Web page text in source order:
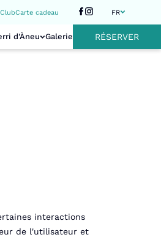
ClubCarte cadeau FR
d'Àneu Galerie RÉSERVER
interactions
de l'utilisateur et